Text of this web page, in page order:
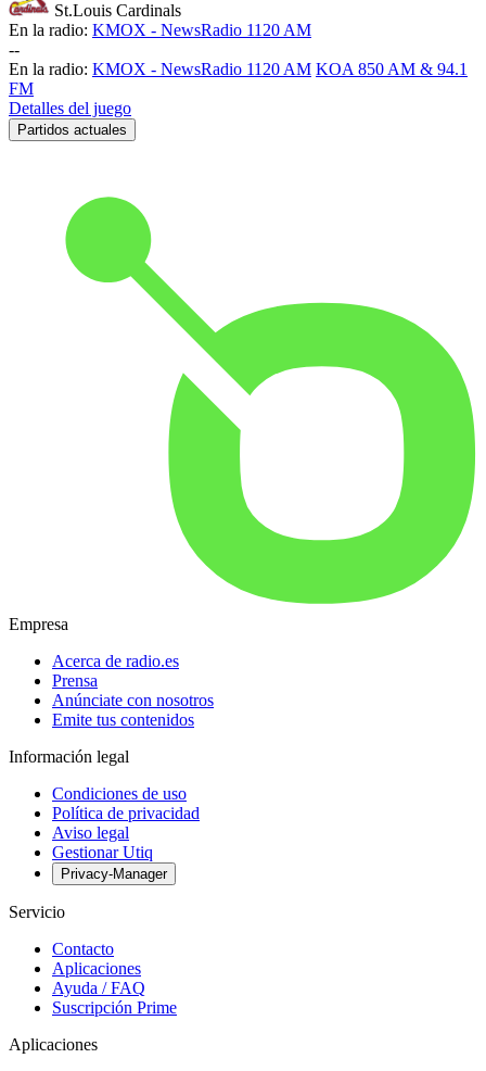
St.Louis Cardinals
En la radio: KMOX - NewsRadio 1120 AM
--
En la radio: KMOX - NewsRadio 1120 AM KOA 850 AM & 94.1
FM
Detalles del juego
Partidos actuales
Empresa
Acerca de radio.es
Prensa
Anúnciate con nosotros
Emite tus contenidos
Información legal
Condiciones de uso
Política de privacidad
Aviso legal
Gestionar Utiq
Privacy-Manager
Servicio
Contacto
Aplicaciones
Ayuda / FAQ
Suscripción Prime
Aplicaciones